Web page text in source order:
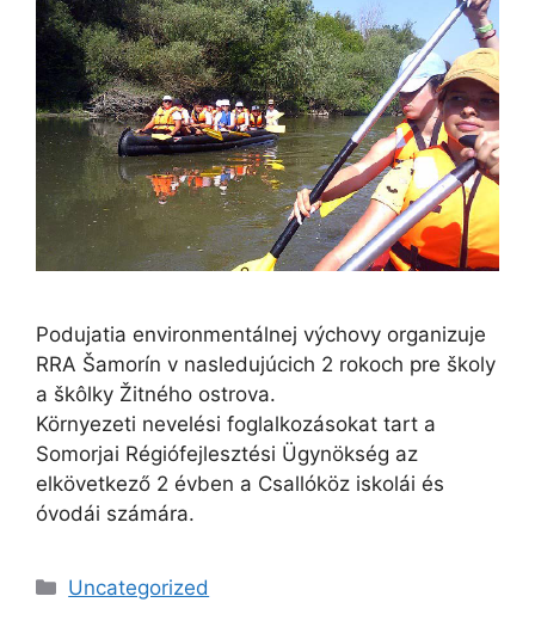
Podujatia environmentálnej výchovy organizuje
RRA Šamorín v nasledujúcich 2 rokoch pre školy
a škôlky Žitného ostrova.
Környezeti nevelési foglalkozásokat tart a
Somorjai Régiófejlesztési Ügynökség az
elkövetkező 2 évben a Csallóköz iskolái és
óvodái számára.
Kategórie
Uncategorized